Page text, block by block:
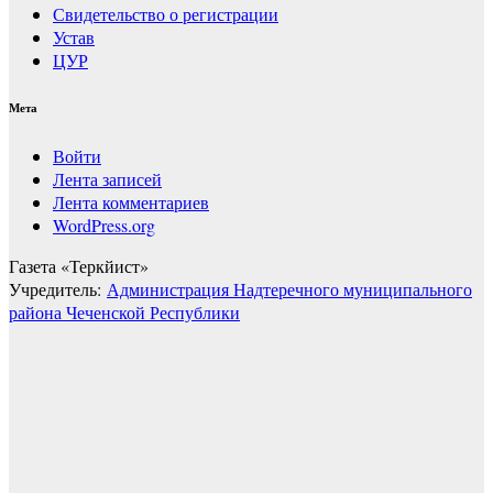
Свидетельство о регистрации
Устав
ЦУР
Мета
Войти
Лента записей
Лента комментариев
WordPress.org
Газета «Теркйист»
Учредитель: Администрация Надтеречного муниципального
района Чеченской Республики